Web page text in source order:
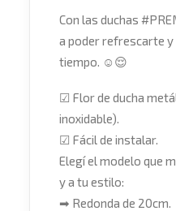
Con las duchas #
a poder refrescarte
tiempo. ☺️ 😌
☑ Flor de ducha
inoxidable).
☑ Fácil de instalar.
Elegí el modelo que
y a tu estilo:
➡ Redonda de 20cm.